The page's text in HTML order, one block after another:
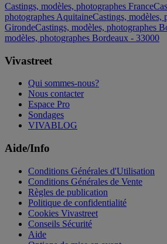
Castings, modèles, photographes France
photographes AquitaineCastings, modèles,
GirondeCastings, modèles, photographes
modèles, photographes Bordeaux - 33000
Vivastreet
Qui sommes-nous?
Nous contacter
Espace Pro
Sondages
VIVABLOG
Aide/Info
Conditions Générales d'Utilisation
Conditions Générales de Vente
Règles de publication
Politique de confidentialité
Cookies Vivastreet
Conseils Sécurité
Aide